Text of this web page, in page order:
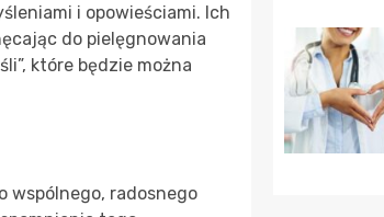
i opowieściami. Ich
do pielęgnowania
które będzie można
wspólnego, radosnego